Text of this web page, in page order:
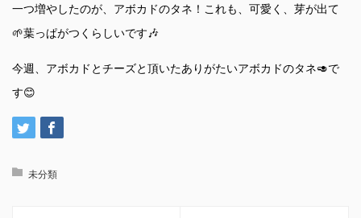
一つ増やしたのが、アボカドのタネ！これも、可愛く、芽が出て
🌱葉っぱがつくらしいです🎶
今週、アボカドとチーズと頂いたありがたいアボカドのタネ🥑で
す😊
未分類